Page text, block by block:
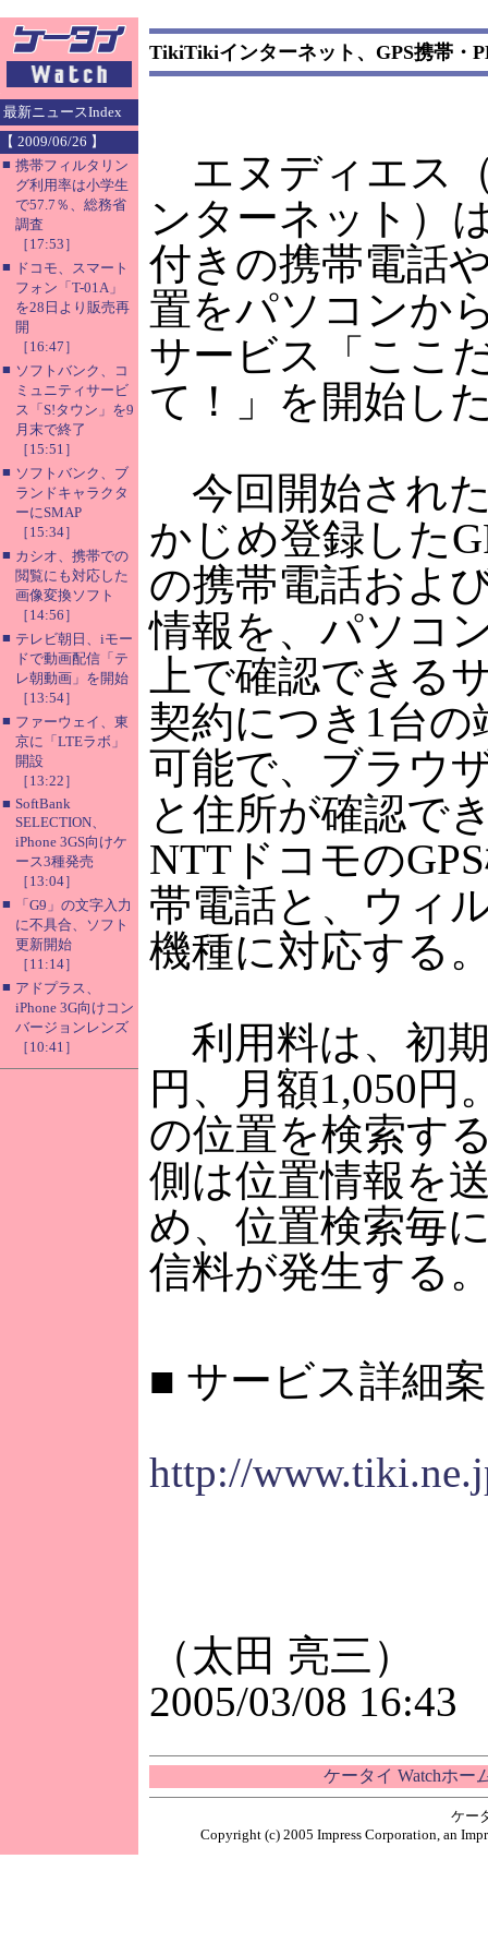
最新ニュースIndex
【 2009/06/26 】
■ 携帯フィルタリン
グ利用率は小学生
で57.7％、総務省
調査
［17:53］
■ ドコモ、スマート
フォン「T-01A」
を28日より販売再
開
［16:47］
■ ソフトバンク、コ
ミュニティサービ
ス「S!タウン」を9
月末で終了
［15:51］
■ ソフトバンク、ブ
ランドキャラクタ
ーにSMAP
［15:34］
■ カシオ、携帯での
閲覧にも対応した
画像変換ソフト
［14:56］
■ テレビ朝日、iモー
ドで動画配信「テ
レ朝動画」を開始
［13:54］
■ ファーウェイ、東
京に「LTEラボ」
開設
［13:22］
■ SoftBank
SELECTION、
iPhone 3GS向けケ
ース3種発売
［13:04］
■
「G9」の文字入力
に不具合、ソフト
更新開始
［11:14］
■ アドプラス、
iPhone 3G向けコン
バージョンレンズ
［10:41］
TikiTikiインターネット、GPS携帯・
エヌディエス
ンターネット）
付きの携帯電話
置をパソコンか
サービス「ここ
て！」を開始し
今回開始され
かじめ登録した
の携帯電話およ
情報を、パソコ
上で確認できる
契約につき1台の
可能で、ブラウ
と住所が確認で
NTTドコモの
帯電話と、ウィ
機種に対応する
利用料は、初
円、月額1,050円
の位置を検索す
側は位置情報を
め、位置検索毎
信料が発生する
■ サービス詳細
http://
（太田 亮三）
2005/03/08 16:43
ケータイ Watchホー
ケー
Copyright (c) 2005 Impress Corporation, an